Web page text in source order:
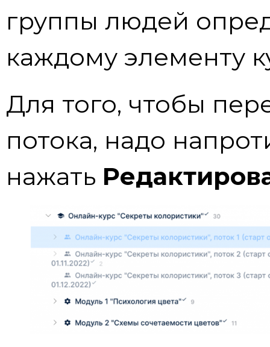
группы людей
каждому элементу
Для того, чтобы
потока, надо
нажать